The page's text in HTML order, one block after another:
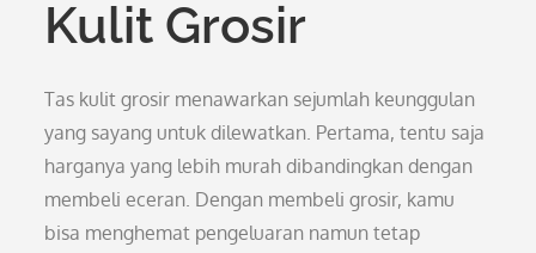
Kulit Grosir
Tas kulit grosir menawarkan sejumlah keunggulan
yang sayang untuk dilewatkan. Pertama, tentu saja
harganya yang lebih murah dibandingkan dengan
membeli eceran. Dengan membeli grosir, kamu
bisa menghemat pengeluaran namun tetap